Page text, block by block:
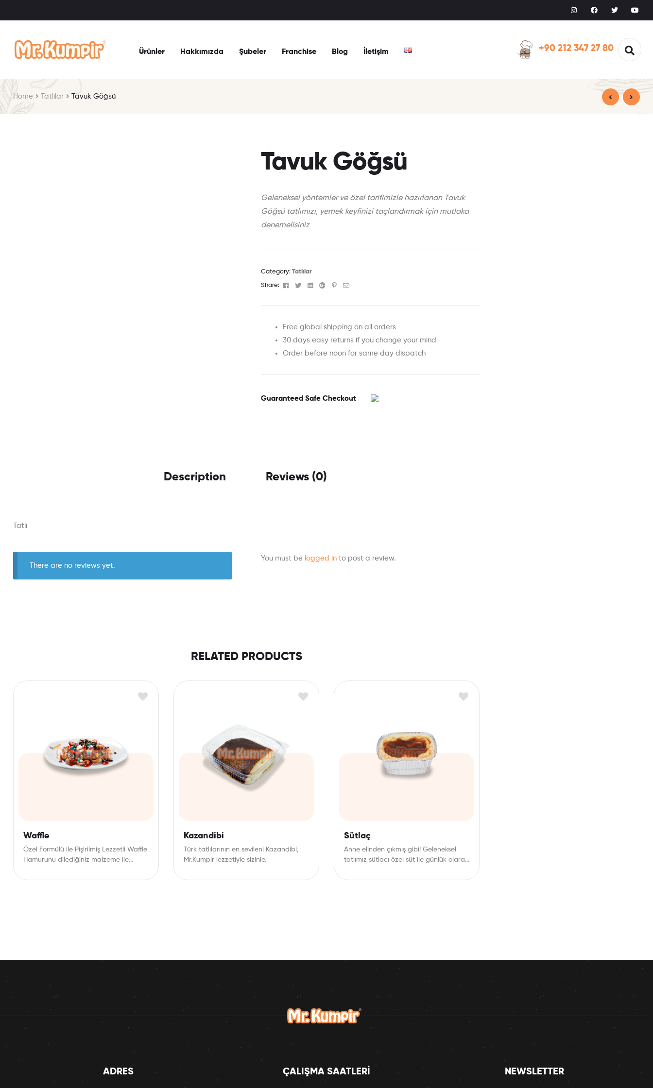
Ürünler Hakkımızda Şubeler Franchise Blog İletişim +90 212 347 27 80
Home Tatlılar Tavuk Göğsü
Tavuk Göğsü
Geleneksel yöntemler ve özel tarifimizle hazırlanan Tavuk
Göğsü tatlımızı, yemek keyfinizi taçlandırmak için mutlaka
denemelisiniz
Category: Tatlılar
Share: Facebook
TwitterLinkedinGoogle+Pinterest
Email
Free global shipping on all orders
30 days easy returns if you change your mind
Order before noon for same day dispatch
Guaranteed Safe Checkout
Description Reviews (0)
Tatlı
There are no reviews yet.
You must be logged in to post a review.
RELATED PRODUCTS
Waffle
Özel Formülü ile Pişirilmiş Lezzetli Waffle
Hamurunu dilediğiniz malzeme ile
deneyimi…
Kazandibi
Türk tatlılarının en sevileni Kazandibi,
Mr.Kumpir lezzetiyle sizinle.
Sütlaç
Anne elinden çıkmış gibi! Geleneksel
tatlımız sütlacı özel süt ile günlük olarak
ADRES ÇALIŞMA SAATLERI NEWSLETTER